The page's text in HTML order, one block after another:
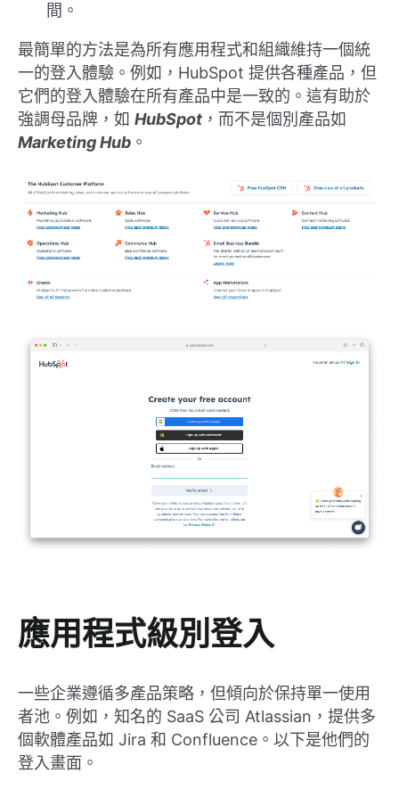
間。
最簡單的方法是為所有應用程式和組織維持一個統
一的登入體驗。例如，HubSpot 提供各種產品，但
它們的登入體驗在所有產品中是一致的。這有助於
強調母品牌，如 HubSpot ，而不是個別產品如
Marketing Hub 。
應用程式級別登入
一些企業遵循多產品策略，但傾向於保持單一使用
者池。例如，知名的 SaaS 公司 Atlassian，提供多
個軟體產品如 Jira 和 Confluence。以下是他們的
登入畫面。